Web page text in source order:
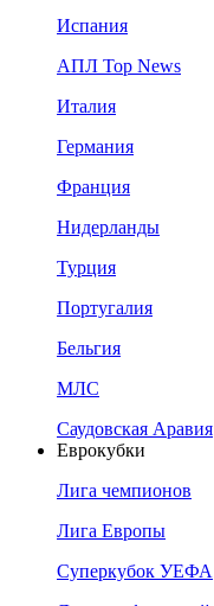
Испания
АПЛ Top News
Италия
Германия
Франция
Нидерланды
Турция
Португалия
Бельгия
МЛС
Саудовская Аравия
Еврокубки
Лига чемпионов
Лига Европы
Суперкубок УЕФА